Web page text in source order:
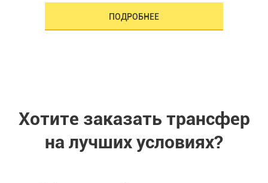
ПОДРОБНЕЕ
Хотите заказать трансфер
на лучших условиях?